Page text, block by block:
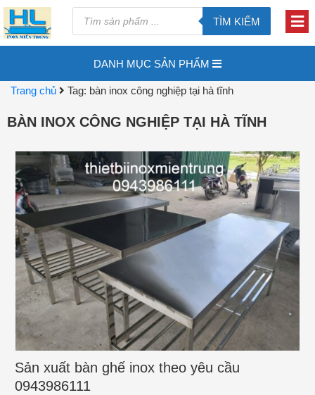
TÌM KIẾM
DANH MỤC SẢN PHẨM
Trang chủ Tag: bàn inox công nghiệp tại hà tĩnh
BÀN INOX CÔNG NGHIỆP TẠI HÀ TĨNH
Sản xuất bàn ghế inox theo yêu cầu
0943986111